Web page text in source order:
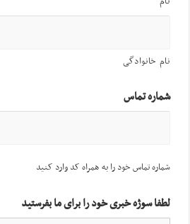
نام خانوادگی
شماره تماس
شماره تماس خود را به همراه کد وارد کنید
لطفا سوژه خبری خود را برای ما بفرستید